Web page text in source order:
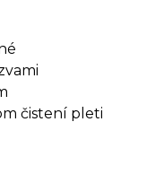
čistení pleti